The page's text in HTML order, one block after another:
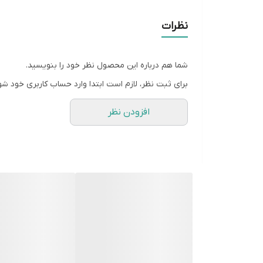
نظرات
شما هم درباره این محصول نظر خود را بنویسید.
برای ثبت نظر، لازم است ابتدا وارد حساب کاربری خود
افزودن نظر